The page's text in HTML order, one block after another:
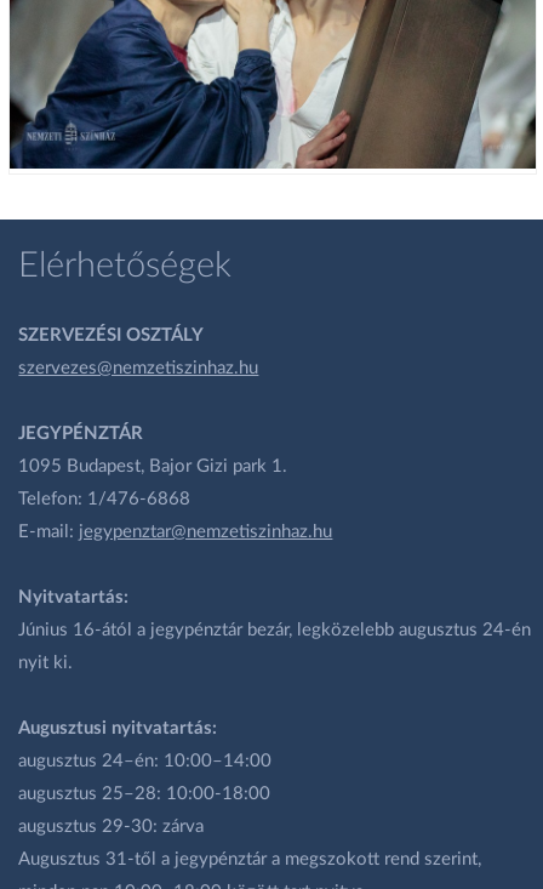
Elérhetőségek
SZERVEZÉSI OSZTÁLY
szervezes@nemzetiszinhaz.hu
JEGYPÉNZTÁR
1095 Budapest, Bajor Gizi park 1.
Telefon: 1/476-6868
E-mail: jegypenztar@nemzetiszinhaz.hu
Nyitvatartás:
Június 16-ától a jegypénztár bezár, legközelebb augusztus 24-én
nyit ki.
Augusztusi nyitvatartás:
augusztus 24–én: 10:00–14:00
augusztus 25–28: 10:00-18:00
augusztus 29-30: zárva
Augusztus 31-től a jegypénztár a megszokott rend szerint,